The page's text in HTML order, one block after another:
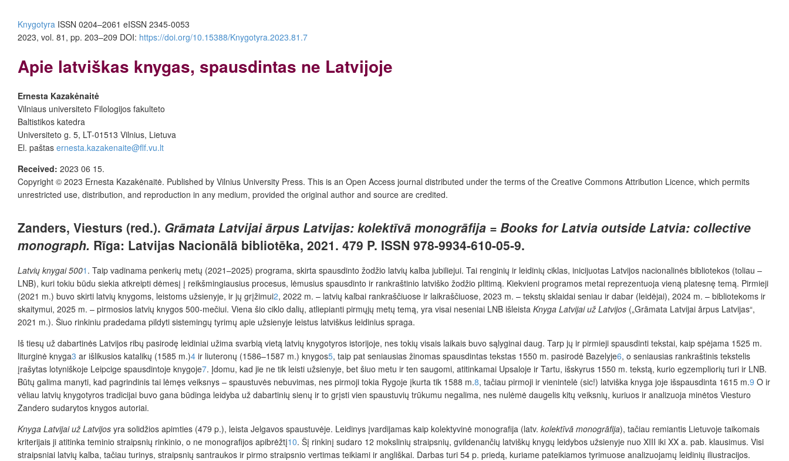
Knygotyra ISSN 0204–2061 eISSN 2345-0053
2023, vol. 81, pp. 203–209 DOI: https://doi.org/10.15388/Knygotyra.2023.81.7
Apie latviškas knygas, spausdintas ne Latvijoje
Ernesta Kazakėnaitė
Vilniaus universiteto Filologijos fakulteto
Baltistikos katedra
Universiteto g. 5, LT-01513 Vilnius, Lietuva
El. paštas ernesta.kazakenaite@flf.vu.lt
Received: 2023 06 15.
Copyright © 2023 Ernesta Kazakėnaitė. Published by Vilnius University Press. This is an Open Access journal distributed under the terms of the Creative Commons Attribution Licence, which permits
unrestricted use, distribution, and reproduction in any medium, provided the original author and source are credited.
Zanders, Viesturs (red.). Grāmata Latvijai ārpus Latvijas: kolektīvā monogrāfija = Books for Latvia outside Latvia: collective
monograph. Rīga: Latvijas Nacionālā bibliotēka, 2021. 479 P. ISSN 978-9934-610-05-9.
Latvių knygai 5001 . Taip vadinama penkerių metų (2021–2025) programa, skirta spausdinto žodžio latvių kalba jubiliejui. Tai renginių ir leidinių ciklas, inicijuotas Latvijos nacionalinės bibliotekos (toliau –
LNB), kuri tokiu būdu siekia atkreipti dėmesį į reikšmingiausius procesus, lėmusius spausdinto ir rankraštinio latviško žodžio plitimą. Kiekvieni programos metai reprezentuoja vieną platesnę temą. Pirmieji
(2021 m.) buvo skirti latvių knygoms, leistoms užsienyje, ir jų grįžimui2, 2022 m. – latvių kalbai rankraščiuose ir laik­raščiuose, 2023 m. – tekstų sklaidai seniau ir dabar (leidėjai), 2024 m. – bib­liotekoms ir
skaitymui, 2025 m. – pirmosios latvių knygos 500-mečiui. Viena šio ciklo dalių, atliepianti pirmųjų metų temą, yra visai neseniai LNB išleista Knyga Latvijai už Latvijos („Grāmata Latvijai ārpus Latvijas“,
2021 m.). Šiuo rinkiniu pradedama pildyti sistemingų tyrimų apie užsienyje leistus latviškus leidinius spraga.
Iš tiesų už dabartinės Latvijos ribų pasirodę leidiniai užima svarbią vietą latvių knygotyros istorijoje, nes tokių visais laikais buvo sąlyginai daug. Tarp jų ir pirmieji spausdinti tekstai, kaip spėjama 1525 m.
liturginė knyga3 ar išlikusios katalikų (1585 m.)4 ir liuteronų (1586–1587 m.) knygos5, taip pat seniausias žinomas spausdintas tekstas 1550 m. pasirodė Bazelyje6, o seniausias rankraštinis tekstelis
įrašytas lotyniškoje Leipcige spausdintoje knygoje7. Įdomu, kad jie ne tik leisti užsienyje, bet šiuo metu ir ten saugomi, atitinkamai Upsaloje ir Tartu, išskyrus 1550 m. tekstą, kurio egzempliorių turi ir LNB.
Būtų galima manyti, kad pagrindinis tai lėmęs veiksnys – spaustuvės nebuvimas, nes pirmoji tokia Rygoje įkurta tik 1588 m.8, tačiau pirmoji ir vienintelė (sic!) latviška knyga joje išspausdinta 1615 m.9 O ir
vėliau latvių knygotyros tradicijai buvo gana būdinga leidyba už dabartinių sienų ir to grįsti vien spaustuvių trūkumu negalima, nes nulėmė daugelis kitų veiksnių, kuriuos ir analizuoja minėtos Viesturo
Zandero sudarytos knygos autoriai.
Knyga Latvijai už Latvijos yra solidžios apimties (479 p.), leista Jelgavos spaustuvėje. Leidinys įvardijamas kaip kolektyvinė monografija (latv. kolektīvā monogrāfija), tačiau remiantis Lietuvoje taikomais
kriterijais ji atitinka teminio straipsnių rinkinio, o ne monografijos apibrėžtį10. Šį rinkinį sudaro 12 mokslinių straipsnių, gvildenančių latviškų knygų leidybos užsienyje nuo XIII iki XX a. pab. klausimus. Visi
straipsniai latvių kalba, tačiau turinys, straipsnių santraukos ir pirmo straipsnio vertimas teikiami ir angliškai. Darbas turi 54 p. priedą, kuriame pateikiamos tyrimuose analizuojamų leidinių iliustracijos.